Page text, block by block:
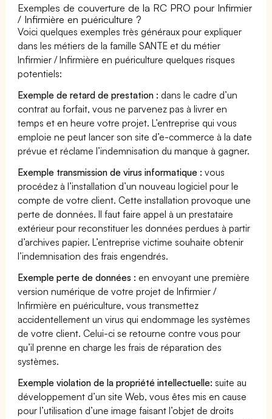
Exemples de couverture de la RC PRO pour Infirmier
/ Infirmière en puériculture ?
Voici quelques exemples très généraux pour expliquer
dans les métiers de la famille SANTE et du métier
Infirmier / Infirmière en puériculture quelques risques
potentiels:
Exemple de retard de prestation : dans le cadre d’un
contrat au forfait, vous ne parvenez pas à livrer en
temps et en heure votre projet. L’entreprise qui vous
emploie ne peut lancer son site d’e-commerce à la date
prévue et réclame l’indemnisation du manque à gagner.
Exemple transmission de virus informatique : vous
procédez à l’installation d’un nouveau logiciel pour le
compte de votre client. Cette installation provoque une
perte de données. Il faut faire appel à un prestataire
extérieur pour reconstituer les données perdues à partir
d’archives papier. L’entreprise victime souhaite obtenir
l’indemnisation des frais engendrés.
Exemple perte de données : en envoyant une première
version numérique de votre projet de Infirmier /
Infirmière en puériculture, vous transmettez
accidentellement un virus qui endommage les systèmes
de votre client. Celui-ci se retourne contre vous pour
qu’il prenne en charge les frais de réparation des
systèmes.
Exemple violation de la propriété intellectuelle: suite au
développement d’un site Web, vous êtes mis en cause
pour l’utilisation d’une image faisant l’objet de droits